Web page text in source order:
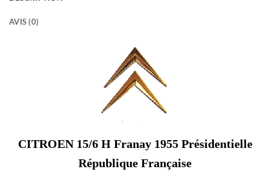
AVIS (0)
CITROEN 15/6 H Franay 1955 Présidentielle
République Française